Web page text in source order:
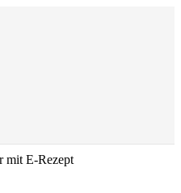
mit E-Rezept